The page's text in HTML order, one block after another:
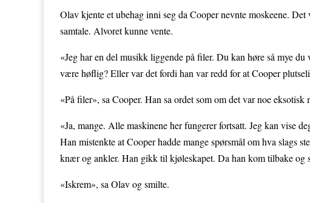
Olav kjente et ubehag inni seg da Cooper nevnte moskeene.
samtale. Alvoret kunne vente.
«Jeg har en del musikk liggende på filer. Du kan høre så mye
være høflig? Eller var det fordi han var redd for at Cooper
«På filer», sa Cooper. Han sa ordet som om det var noe
«Ja, mange. Alle maskinene her fungerer fortsatt. Jeg kan vise
Han mistenkte at Cooper hadde mange spørsmål om hva slags
knær og ankler. Han gikk til kjøleskapet. Da han kom tilbake og
«Iskrem», sa Olav og smilte.